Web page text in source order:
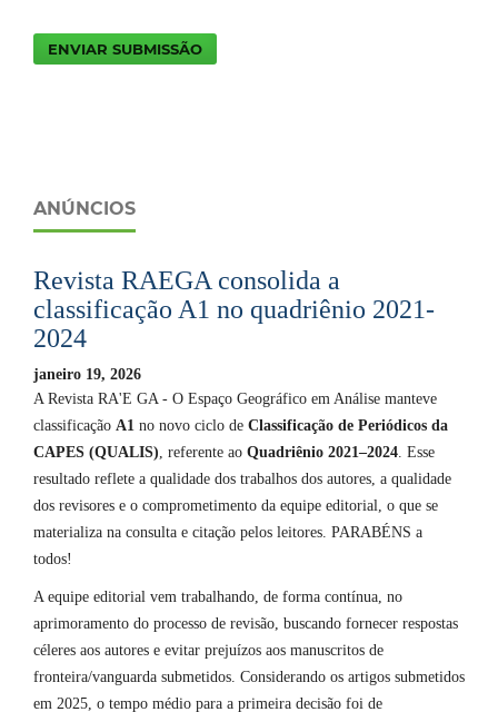
ENVIAR SUBMISSÃO
ANÚNCIOS
Revista RAEGA consolida a
classificação A1 no quadriênio 2021-
2024
janeiro 19, 2026
A Revista RA'E GA - O Espaço Geográfico em Análise manteve
classificação A1 no novo ciclo de Classificação de Periódicos da
CAPES (QUALIS), referente ao Quadriênio 2021–2024. Esse
resultado reflete a qualidade dos trabalhos dos autores, a qualidade
dos revisores e o comprometimento da equipe editorial, o que se
materializa na consulta e citação pelos leitores. PARABÉNS a
todos!
A equipe editorial vem trabalhando, de forma contínua, no
aprimoramento do processo de revisão, buscando fornecer respostas
céleres aos autores e evitar prejuízos aos manuscritos de
fronteira/vanguarda submetidos. Considerando os artigos submetidos
em 2025, o tempo médio para a primeira decisão foi de